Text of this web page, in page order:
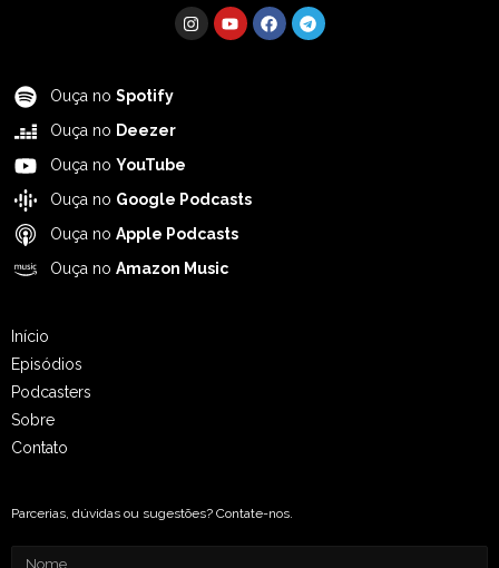
Ouça no Spotify
Ouça no Deezer
Ouça no YouTube
Ouça no Google Podcasts
Ouça no Apple Podcasts
Ouça no Amazon Music
Início
Episódios
Podcasters
Sobre
Contato
Parcerias, dúvidas ou sugestões? Contate-nos.